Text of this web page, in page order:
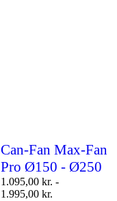
Can-Fan Max-Fan
Pro Ø150 - Ø250
1.095,00 kr. -
1.995,00 kr.